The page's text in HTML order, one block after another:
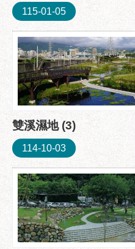
覽
回
首
頁
English
台
北
通
台
北
服
務
通
常
115-01-05
雙溪濕地 (3)
114-10-03